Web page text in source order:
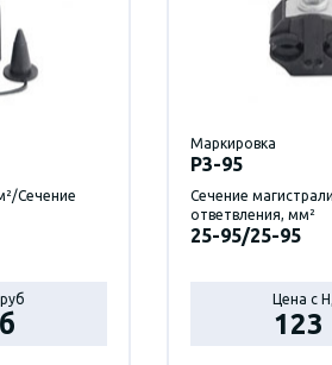
Сечение
Маркировка
P3-95
Сечение
ответвления, мм²
25-95/25-95
Цена с
123